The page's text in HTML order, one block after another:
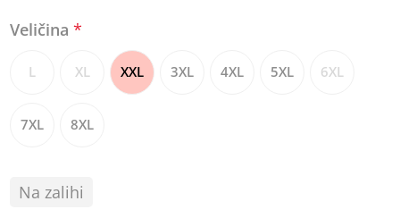
Veličina*
L XL XXL 3XL 4XL 5XL 6XL
7XL 8XL
Na zalihi